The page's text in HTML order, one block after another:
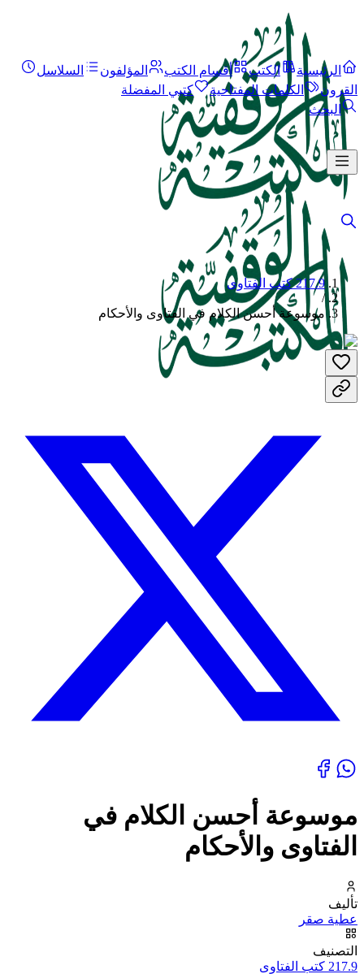
الرئيسية الكتب أقسام الكتب المؤلفون
السلاسل
القرون
الكلمات المفتاحية
كتبي المفضلة
البحث
217.9 كتب الفتاوى
/
موسوعة أحسن الكلام في الفتاوى والأحكام
موسوعة أحسن الكلام في
الفتاوى والأحكام
تأليف
عطية صقر
التصنيف
217.9 كتب الفتاوى